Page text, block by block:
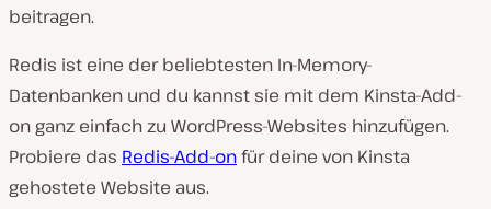
beitragen.
Redis ist eine der beliebtesten In-Memory-
Datenbanken und du kannst sie mit dem Kinsta-Add-
on ganz einfach zu WordPress-Websites hinzufügen.
Probiere das Redis-Add-onfür deine von Kinsta
gehostete Website aus.